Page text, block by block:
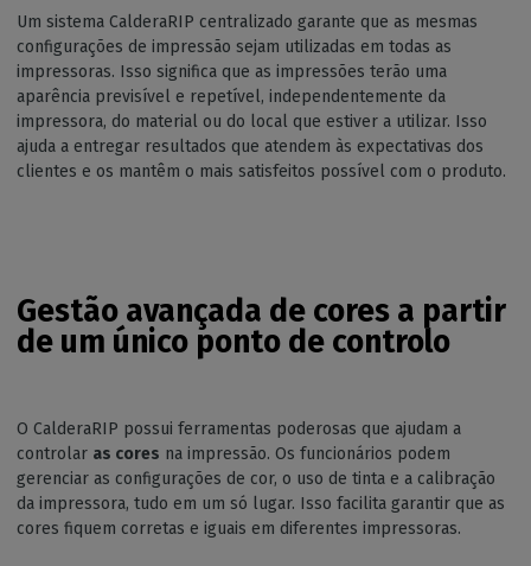
Um sistema CalderaRIP centralizado garante que as mesmas
configurações de impressão sejam utilizadas em todas as
impressoras. Isso significa que as impressões terão uma
aparência previsível e repetível, independentemente da
impressora, do material ou do local que estiver a utilizar. Isso
ajuda a entregar resultados que atendem às expectativas dos
clientes e os mantêm o mais satisfeitos possível com o produto.
Gestão avançada de cores a partir
de um único ponto de controlo
O CalderaRIP possui ferramentas poderosas que ajudam a
controlar as cores na impressão. Os funcionários podem
gerenciar as configurações de cor, o uso de tinta e a calibração
da impressora, tudo em um só lugar. Isso facilita garantir que as
cores fiquem corretas e iguais em diferentes impressoras.